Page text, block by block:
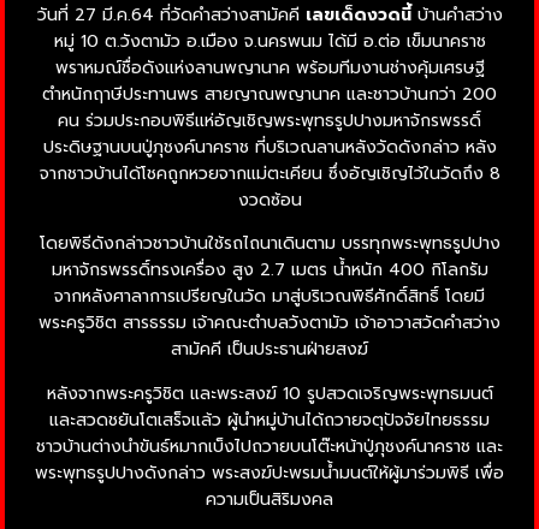
วันที่ 27 มี.ค.64 ที่วัดคำสว่างสามัคคี เลขเด็ดงวดนี้บ้านคำสว่าง
หมู่ 10 ต.วังตามัว อ.เมือง จ.นครพนม ได้มี อ.ต่อ เข็มนาคราช
พราหมณ์ชื่อดังแห่งลานพญานาค พร้อมทีมงานช่างคุ้มเศรษฐี
ตำหนักฤาษีประทานพร สายญาณพญานาค และชาวบ้านกว่า 200
คน ร่วมประกอบพิธีแห่อัญเชิญพระพุทธรูปปางมหาจักรพรรดิ์
ประดิษฐานบนปู่ภุชงค์นาคราช ที่บริเวณลานหลังวัดดังกล่าว หลัง
จากชาวบ้านได้โชคถูกหวยจากแม่ตะเคียน ซึ่งอัญเชิญไว้ในวัดถึง 8
งวดซ้อน
โดยพิธีดังกล่าวชาวบ้านใช้รถไถนาเดินตาม บรรทุกพระพุทธรูปปาง
มหาจักรพรรดิ์ทรงเครื่อง สูง 2.7 เมตร น้ำหนัก 400 กิโลกรัม
จากหลังศาลาการเปรียญในวัด มาสู่บริเวณพิธีศักดิ์สิทธิ์ โดยมี
พระครูวิชิต สารธรรม เจ้าคณะตำบลวังตามัว เจ้าอาวาสวัดคำสว่าง
สามัคคี เป็นประธานฝ่ายสงฆ์
หลังจากพระครูวิชิต และพระสงฆ์ 10 รูปสวดเจริญพระพุทธมนต์
และสวดชยันโตเสร็จแล้ว ผู้นำหมู่บ้านได้ถวายจตุปัจจัยไทยธรรม
ชาวบ้านต่างนำขันธ์หมากเบ็งไปถวายบนโต๊ะหน้าปู่ภุชงค์นาคราช และ
พระพุทธรูปปางดังกล่าว พระสงฆ์ปะพรมน้ำมนต์ให้ผู้มาร่วมพิธี เพื่อ
ความเป็นสิริมงคล